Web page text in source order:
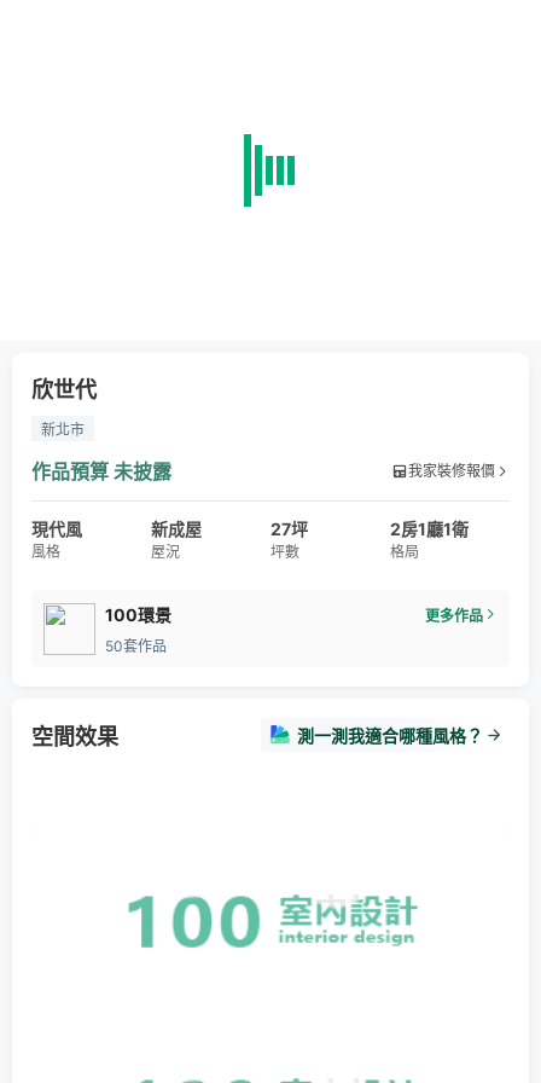
欣世代
新北市
作品預算 未披露 我家裝修報價
現代風
風格
新成屋
屋況
27坪
坪數
2房1廳1衛
格局
100環景
更多作品
50套作品
空間效果 測一測我適合哪種風格？